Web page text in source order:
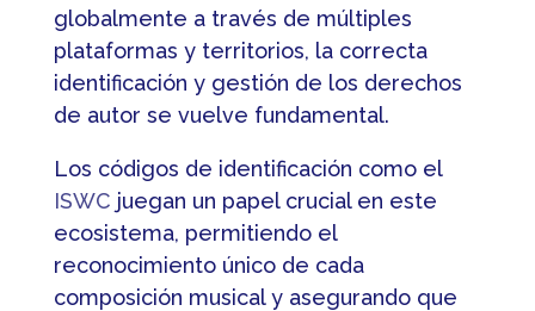
globalmente a través de múltiples
plataformas y territorios, la correcta
identificación y gestión de los derechos
de autor se vuelve fundamental.
Los códigos de identificación como el
ISWC juegan un papel crucial en este
ecosistema, permitiendo el
reconocimiento único de cada
composición musical y asegurando que